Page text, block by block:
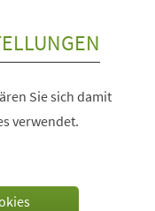
Sie sich damit
verwendet.